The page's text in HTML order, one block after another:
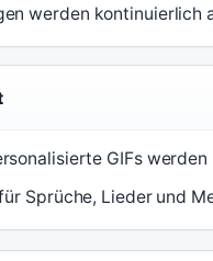
werden kontinuierlich
GIFs
Sprüche, Lieder und